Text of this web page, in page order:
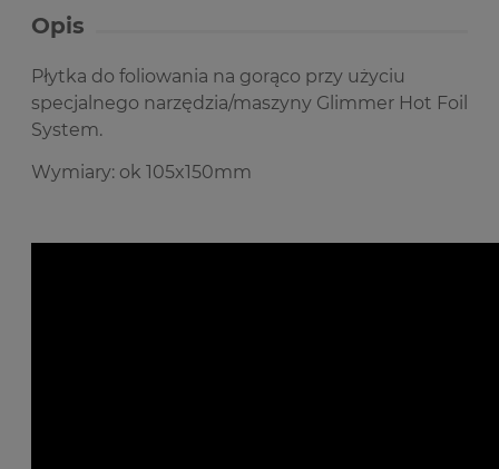
Opis
Płytka do foliowania na gorąco przy użyciu
specjalnego narzędzia/maszyny Glimmer Hot Foil
System.
Wymiary: ok 105x150mm